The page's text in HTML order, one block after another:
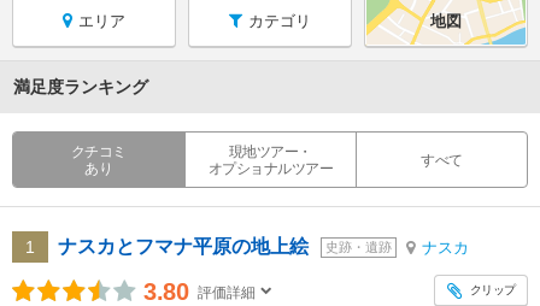
エリア カテゴリ 地図
満足度ランキング
クチコミ
あり
現地ツアー・
オプショナルツアー
すべて
1 ナスカとフマナ平原の地上絵 史跡・遺跡 ナスカ
3.80 評価詳細 クリップ